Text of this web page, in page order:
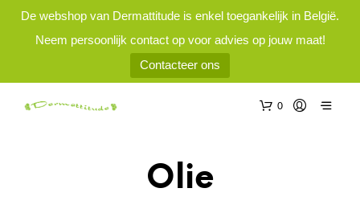
De webshop van Dermattitude is enkel toegankelijk in België.
Neem persoonlijk contact op voor advies op jouw maat!
Contacteer ons
0
Olie